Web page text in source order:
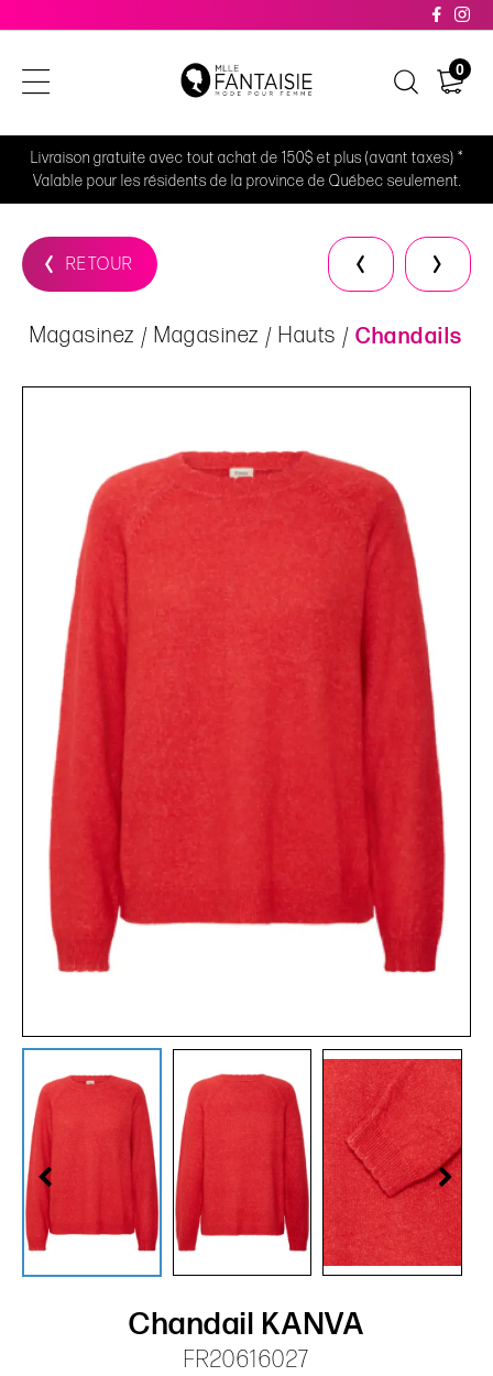
0
Livraison gratuite avec tout achat de 150$ et plus (avant taxes) *
Valable pour les résidents de la province de Québec seulement.
RETOUR
Magasinez Magasinez Hauts Chandails
Chandail KANVA
FR20616027